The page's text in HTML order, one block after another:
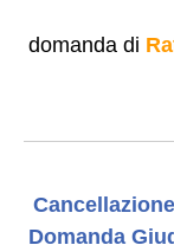
domanda di
Domanda